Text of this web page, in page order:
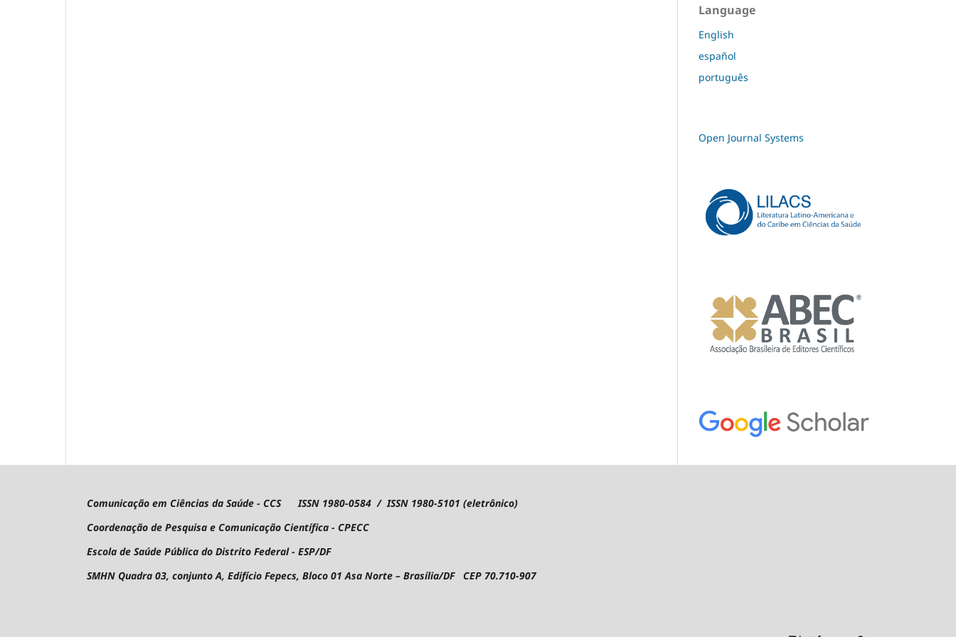
Language
English
español
português
Open Journal Systems
Comunicação em Ciências da Saúde - CCS ISSN 1980-0584 / ISSN 1980-5101 (eletrônico)
Coordenação de Pesquisa e Comunicação Científica - CPECC
Escola de Saúde Pública do Distrito Federal - ESP/DF
SMHN Quadra 03, conjunto A, Edifício Fepecs, Bloco 01Asa Norte – Brasília/DF CEP 70.710-907